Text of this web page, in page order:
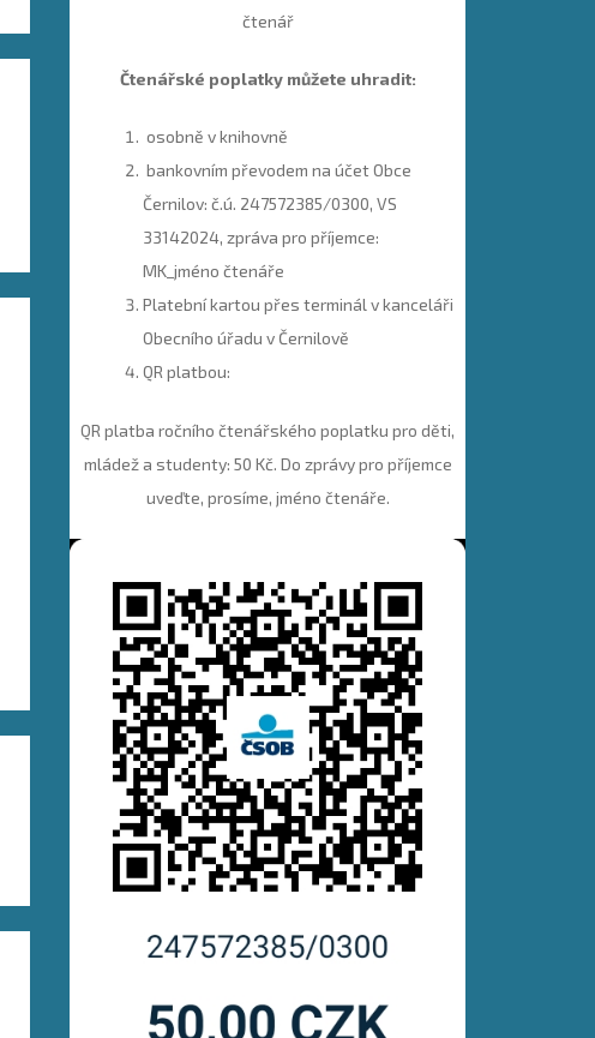
čtenář
Čtenářské poplatky můžete uhradit:
osobně v knihovně
bankovním převodem na účet Obce
Černilov: č.ú. 247572385/0300, VS
33142024, zpráva pro příjemce:
MK_jméno čtenáře
Platební kartou přes terminál v kanceláři
Obecního úřadu v Černilově
QR platbou:
QR platba ročního čtenářského poplatku pro děti,
mládež a studenty: 50 Kč. Do zprávy pro příjemce
uveďte, prosíme, jméno čtenáře.